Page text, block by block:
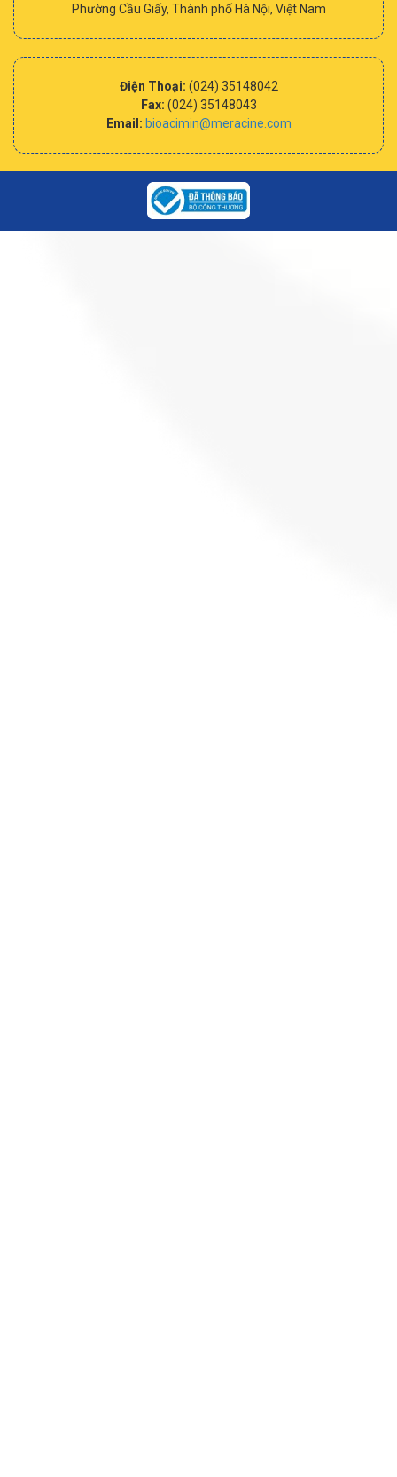
Phường Cầu Giấy, Thành phố Hà Nội, Việt Nam
Điện Thoại: (024) 35148042
Fax: (024) 35148043
Email: bioacimin@meracine.com